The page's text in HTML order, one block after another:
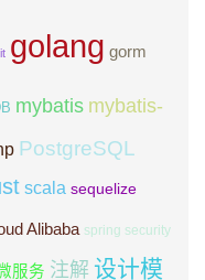
golang gorm
mybatis mybatis-
PostgreSQL
scala sequelize
Alibaba spring security
服务 注解 设计模